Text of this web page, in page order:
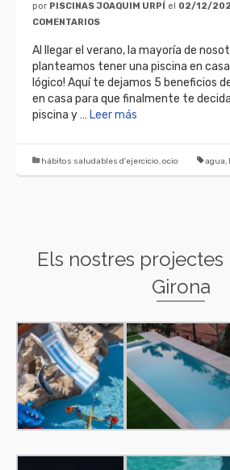
por PISCINAS JOAQUIM URPÍ el 02/12/
COMENTARIOS
Al llegar el verano, la mayoría de
planteamos tener una piscina en
lógico! Aquí te dejamos 5 beneficios
en casa para que finalmente te
piscina y … Leer más
hábitos saludables d'ejercicio,ocio agua,
Els nostres projectes
Girona